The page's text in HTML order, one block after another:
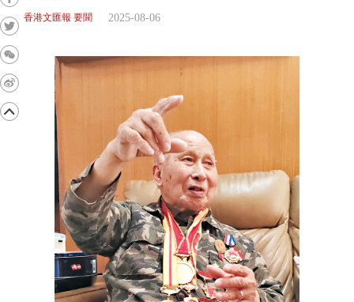
香港文匯報 要聞 2025-08-06